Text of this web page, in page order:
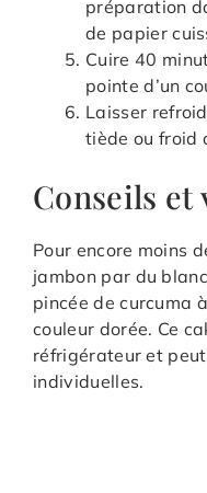
préparation
de papier
Cuire 40
pointe d’un
Laisser
tiède ou froid
Conseils et
Pour encore moins
jambon par du
pincée de curcuma
couleur dorée. Ce
réfrigérateur et
individuelles.